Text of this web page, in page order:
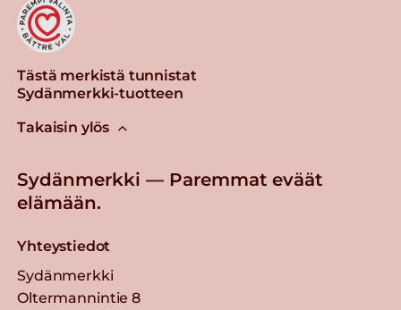
Tästä merkistä tunnistat
Sydänmerkki-tuotteen
Takaisin ylös
Sydänmerkki — Paremmat eväät
elämään.
Yhteystiedot
Sydänmerkki
Oltermannintie 8